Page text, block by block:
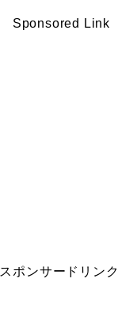
Sponsored Link
スポンサードリンク